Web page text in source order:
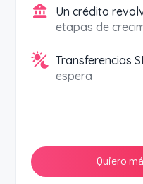
Un crédito
etapas de
Transferencias
espera
Quiero